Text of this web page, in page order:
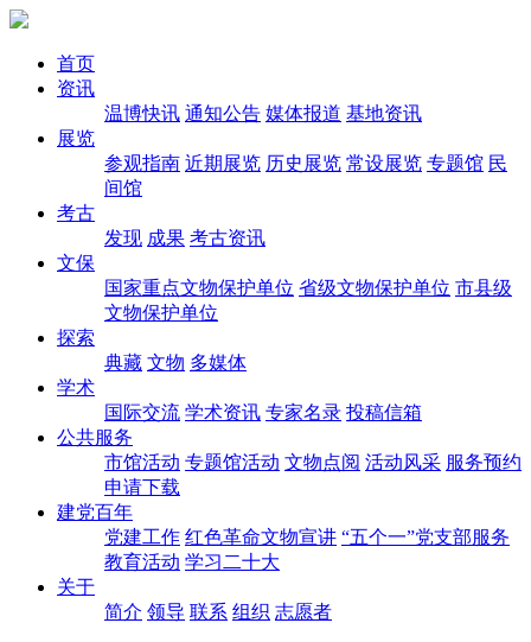
首页
资讯
温博快讯 通知公告 媒体报道 基地资讯
展览
参观指南 近期展览 历史展览 常设展览 专题馆 民
间馆
考古
发现 成果 考古资讯
文保
国家重点文物保护单位 省级文物保护单位 市县级
文物保护单位
探索
典藏 文物 多媒体
学术
国际交流 学术资讯 专家名录 投稿信箱
公共服务
市馆活动 专题馆活动 文物点阅 活动风采 服务预约
申请下载
建党百年
党建工作 红色革命文物宣讲 “五个一”党支部服务
教育活动 学习二十大
关于
简介 领导 联系 组织 志愿者